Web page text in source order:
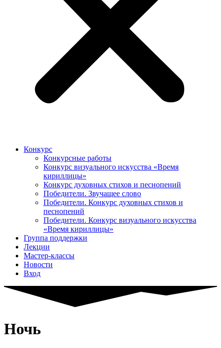
Конкурс
Конкурсные работы
Конкурс визуального искусства «Время
кириллицы»
Конкурс духовных стихов и песнопений
Победители. Звучащее слово
Победители. Конкурс духовных стихов и
песнопений
Победители. Конкурс визуального искусства
«Время кириллицы»
Группа поддержки
Лекции
Мастер-классы
Новости
Вход
Ночь